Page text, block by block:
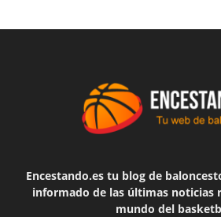
Encestando.es tu blog de
informado de las últimas noticias
mundo del